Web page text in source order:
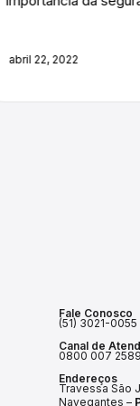
Os paradigmas da
Fale Conosco
(51) 3021-0055
Canal de
0800 007 2589
Endereços
Travessa São
Navegantes –